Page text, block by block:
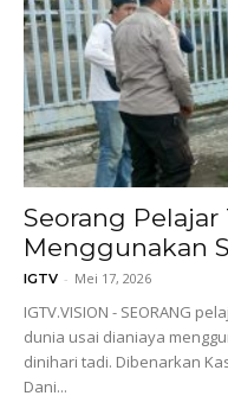
Seorang Pelajar
Menggunakan
IGTV - Mei 17, 2026
IGTV.VISION - SEORANG
dunia usai dianiaya
dinihari tadi. Dibenarkan
Dani...